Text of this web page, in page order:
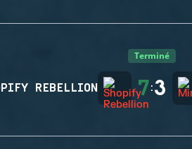
Terminé
REBELLION 7:3